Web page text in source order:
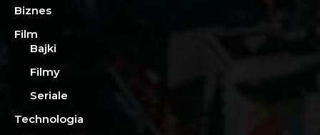
Biznes
Film
Bajki
Filmy
Seriale
Technologia